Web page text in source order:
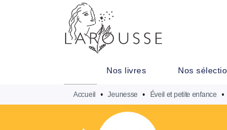
MENU
Nos livres Nos
Accueil • Jeunesse • Éveil et petite enfance •